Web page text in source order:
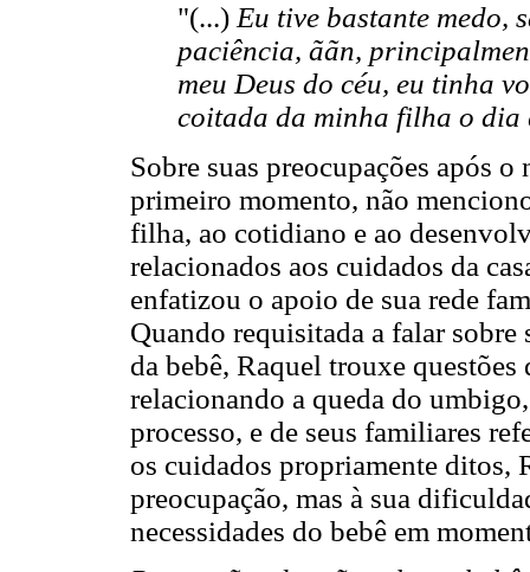
"(...) Eu tive bastante medo,
paciência, ããn,
meu Deus do céu, eu tinha
coitada da minha filha o dia
Sobre suas preocupações após
primeiro momento, não
filha, ao cotidiano e ao
relacionados aos cuidados da
enfatizou o apoio de sua rede
Quando requisitada a falar sobre
da bebê, Raquel trouxe
relacionando a queda do
processo, e de seus familiares
os cuidados propriamente ditos,
preocupação, mas à sua
necessidades do bebê em